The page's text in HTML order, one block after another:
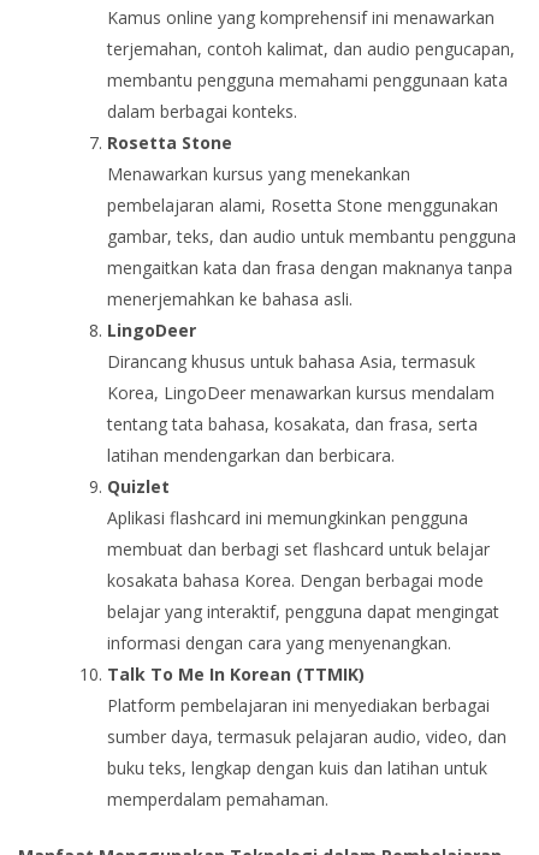
Kamus online yang komprehensif ini menawarkan
terjemahan, contoh kalimat, dan audio pengucapan,
membantu pengguna memahami penggunaan kata
dalam berbagai konteks.
Rosetta Stone
Menawarkan kursus yang menekankan
pembelajaran alami, Rosetta Stone menggunakan
gambar, teks, dan audio untuk membantu pengguna
mengaitkan kata dan frasa dengan maknanya tanpa
menerjemahkan ke bahasa asli.
LingoDeer
Dirancang khusus untuk bahasa Asia, termasuk
Korea, LingoDeer menawarkan kursus mendalam
tentang tata bahasa, kosakata, dan frasa, serta
latihan mendengarkan dan berbicara.
Quizlet
Aplikasi flashcard ini memungkinkan pengguna
membuat dan berbagi set flashcard untuk belajar
kosakata bahasa Korea. Dengan berbagai mode
belajar yang interaktif, pengguna dapat mengingat
informasi dengan cara yang menyenangkan.
Talk To Me In Korean (TTMIK)
Platform pembelajaran ini menyediakan berbagai
sumber daya, termasuk pelajaran audio, video, dan
buku teks, lengkap dengan kuis dan latihan untuk
memperdalam pemahaman.